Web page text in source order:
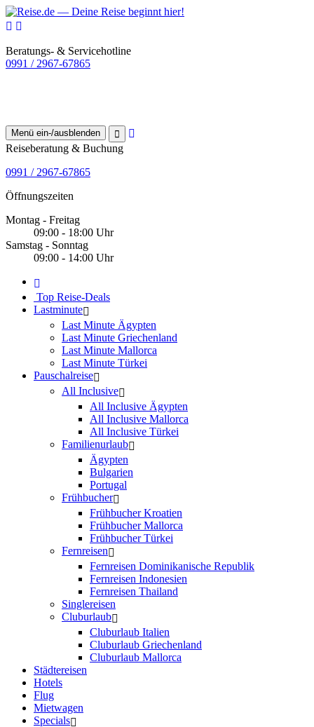
Beratungs- & Servicehotline
0991 / 2967-67865
Menü ein-/ausblenden
Reiseberatung & Buchung
0991 / 2967-67865
Öffnungszeiten
Montag - Freitag
09:00 - 18:00 Uhr
Samstag - Sonntag
09:00 - 14:00 Uhr
Top Reise-Deals
Lastminute
Last Minute Ägypten
Last Minute Griechenland
Last Minute Mallorca
Last Minute Türkei
Pauschalreise
All Inclusive
All Inclusive Ägypten
All Inclusive Mallorca
All Inclusive Türkei
Familienurlaub
Ägypten
Bulgarien
Portugal
Frühbucher
Frühbucher Kroatien
Frühbucher Mallorca
Frühbucher Türkei
Fernreisen
Fernreisen Dominikanische Republik
Fernreisen Indonesien
Fernreisen Thailand
Singlereisen
Cluburlaub
Cluburlaub Italien
Cluburlaub Griechenland
Cluburlaub Mallorca
Städtereisen
Hotels
Flug
Mietwagen
Specials